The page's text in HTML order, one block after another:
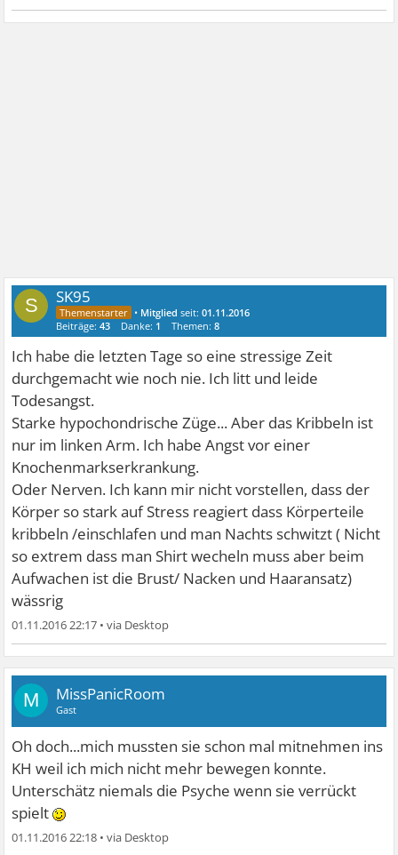
S SK95
• Mitglied seit:01.11.2016
Beiträge:43 Danke: 1 Themen:8
Ich habe die letzten Tage so eine stressige Zeit
durchgemacht wie noch nie. Ich litt und leide
Todesangst.
Starke hypochondrische Züge... Aber das Kribbeln ist
nur im linken Arm. Ich habe Angst vor einer
Knochenmarkserkrankung.
Oder Nerven. Ich kann mir nicht vorstellen, dass der
Körper so stark auf Stress reagiert dass Körperteile
kribbeln /einschlafen und man Nachts schwitzt ( Nicht
so extrem dass man Shirt wecheln muss aber beim
Aufwachen ist die Brust/ Nacken und Haaransatz)
wässrig
01.11.2016 22:17 •
M MissPanicRoom
Gast
Oh doch...mich mussten sie schon mal mitnehmen ins
KH weil ich mich nicht mehr bewegen konnte.
Unterschätz niemals die Psyche wenn sie verrückt
spielt
01.11.2016 22:18 •